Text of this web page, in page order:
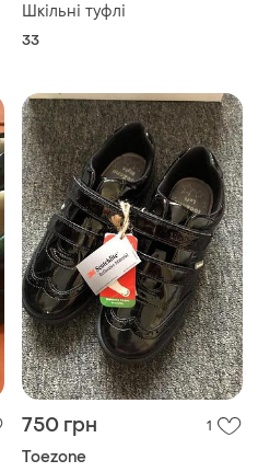
Шкільні туфлі
33
750 грн 1
Toezone